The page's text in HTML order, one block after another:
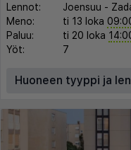
Lennot: Joensuu -
Meno:
ti 13 loka
Paluu:
ti 20 loka
Yöt:
7
Huoneen tyyppi ja